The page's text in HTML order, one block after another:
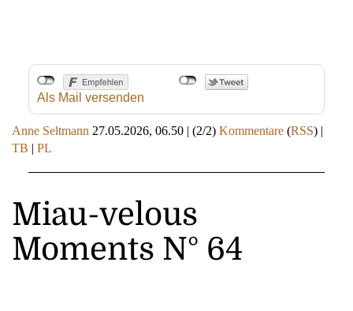
Als Mail versenden
Anne Seltmann 27.05.2026, 06.50 | (2/2) Kommentare (RSS) |
TB | PL
Miau-velous
Moments N° 64